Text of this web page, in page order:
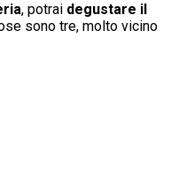
, potrai degustare il
sono tre, molto vicino